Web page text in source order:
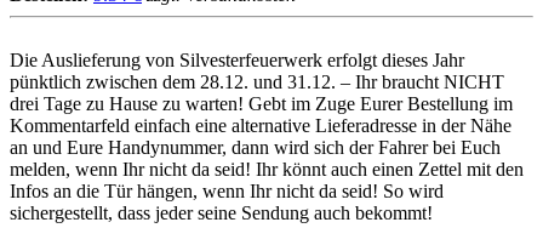
Die Auslieferung von Silvesterfeuerwerk erfolgt dieses Jahr
pünktlich zwischen dem 28.12. und 31.12. – Ihr braucht NICHT
drei Tage zu Hause zu warten! Gebt im Zuge Eurer Bestellung im
Kommentarfeld einfach eine alternative Lieferadresse in der Nähe
an und Eure Handynummer, dann wird sich der Fahrer bei Euch
melden, wenn Ihr nicht da seid! Ihr könnt auch einen Zettel mit den
Infos an die Tür hängen, wenn Ihr nicht da seid! So wird
sichergestellt, dass jeder seine Sendung auch bekommt!